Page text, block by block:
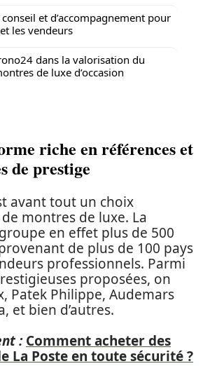
et d’accompagnement pour
les vendeurs
dans la valorisation du
de luxe d’occasion
riche en références et
de prestige
avant tout un choix
montres de luxe. La
en effet plus de 500
de plus de 100 pays
professionnels. Parmi
proposées, on
Patek Philippe, Audemars
et bien d’autres.
: Comment acheter des
La Poste en toute sécurité ?